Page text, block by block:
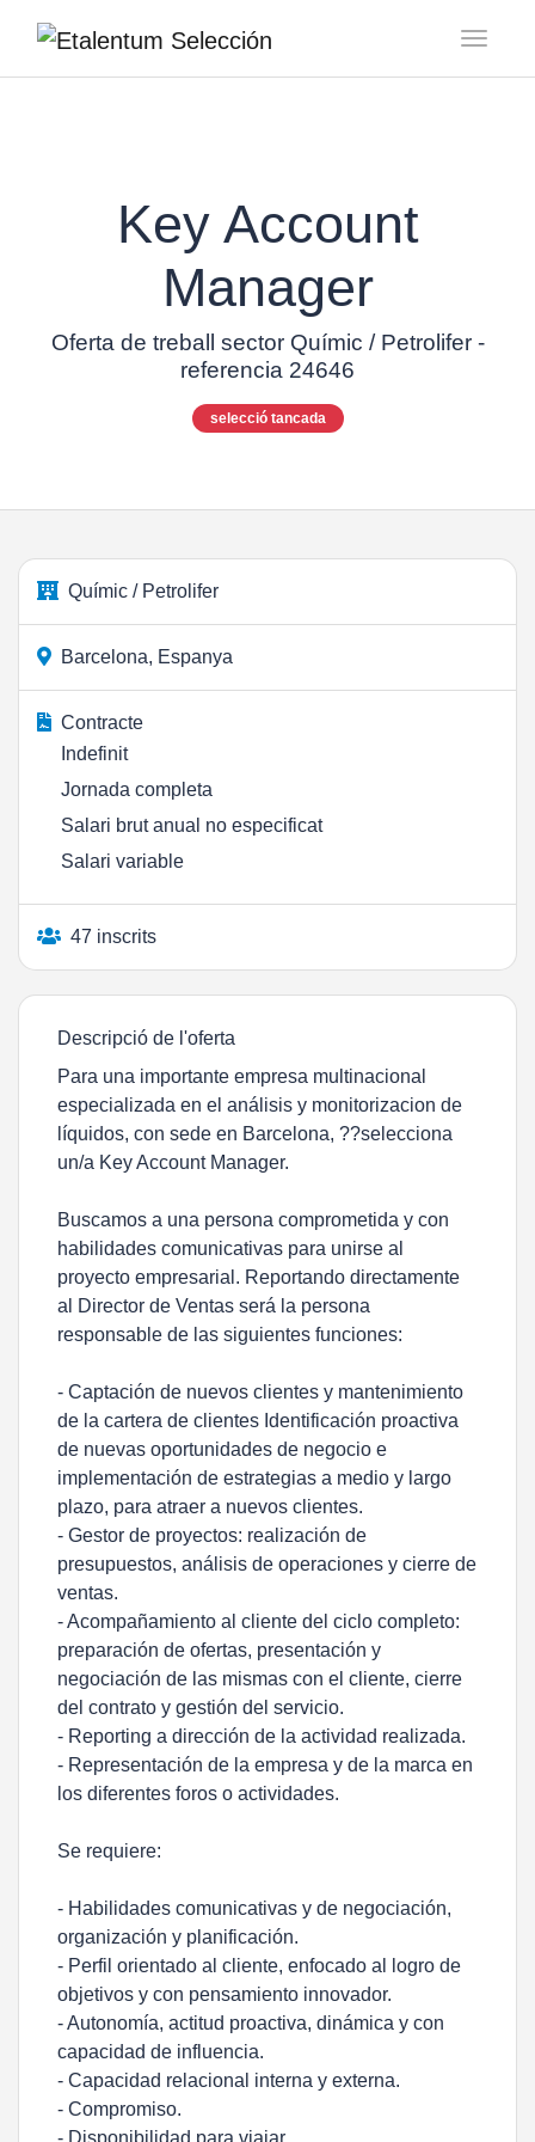
Key Account
Manager
Oferta de treball sector Químic / Petrolifer -
referencia 24646
selecció tancada
Químic / Petrolifer
Barcelona, Espanya
Contracte
Indefinit
Jornada completa
Salari brut anual no especificat
Salari variable
47 inscrits
Descripció de l'oferta
Para una importante empresa multinacional
especializada en el análisis y monitorizacion de
líquidos, con sede en Barcelona, ??selecciona
un/a Key Account Manager.
Buscamos a una persona comprometida y con
habilidades comunicativas para unirse al
proyecto empresarial. Reportando directamente
al Director de Ventas será la persona
responsable de las siguientes funciones:
- Captación de nuevos clientes y mantenimiento
de la cartera de clientes Identificación proactiva
de nuevas oportunidades de negocio e
implementación de estrategias a medio y largo
plazo, para atraer a nuevos clientes.
- Gestor de proyectos: realización de
presupuestos, análisis de operaciones y cierre de
ventas.
- Acompañamiento al cliente del ciclo completo:
preparación de ofertas, presentación y
negociación de las mismas con el cliente, cierre
del contrato y gestión del servicio.
- Reporting a dirección de la actividad realizada.
- Representación de la empresa y de la marca en
los diferentes foros o actividades.
Se requiere:
- Habilidades comunicativas y de negociación,
organización y planificación.
- Perfil orientado al cliente, enfocado al logro de
objetivos y con pensamiento innovador.
- Autonomía, actitud proactiva, dinámica y con
capacidad de influencia.
- Capacidad relacional interna y externa.
- Compromiso.
- Disponibilidad para viajar.